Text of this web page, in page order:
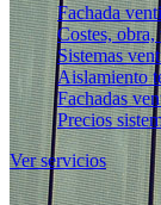
Fachada
Costes,
Sistemas
Aislamiento
Fachadas
Precios
Ver servicios